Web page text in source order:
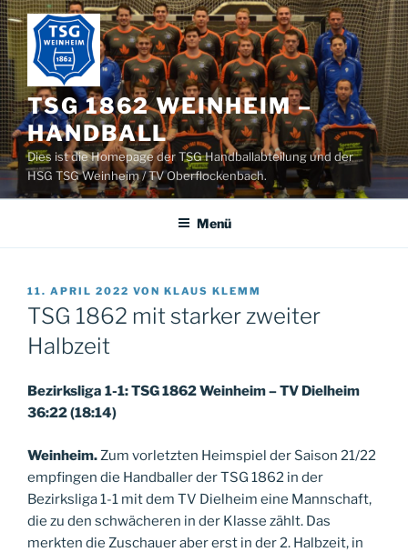
Zum
Inhalt
springen
TSG 1862 WEINHEIM –
HANDBALL
Dies ist die Homepage der TSG Handballabteilung und der
HSG TSG Weinheim / TV Oberflockenbach.
Menü
VERÖFFENTLICHT
AM
11. APRIL 2022 VON KLAUS KLEMM
TSG 1862 mit starker zweiter
Halbzeit
Bezirksliga 1-1: TSG 1862 Weinheim – TV Dielheim
36:22 (18:14)
Weinheim.Zum vorletzten Heimspiel der Saison 21/22
empfingen die Handballer der TSG 1862 in der
Bezirksliga 1-1 mit dem TV Dielheim eine Mannschaft,
die zu den schwächeren in der Klasse zählt. Das
merkten die Zuschauer aber erst in der 2. Halbzeit, in